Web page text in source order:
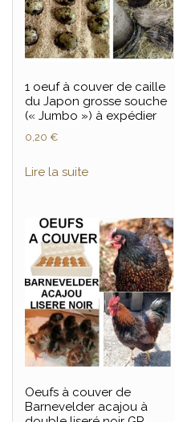
1 oeuf à couver de caille
du Japon grosse souche
(« Jumbo ») à expédier
0,20 €
Lire la suite
Oeufs à couver de
Barnevelder acajou à